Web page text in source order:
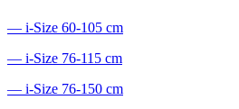
― i-Size 60-105 cm
― i-Size 76-115 cm
― i-Size 76-150 cm